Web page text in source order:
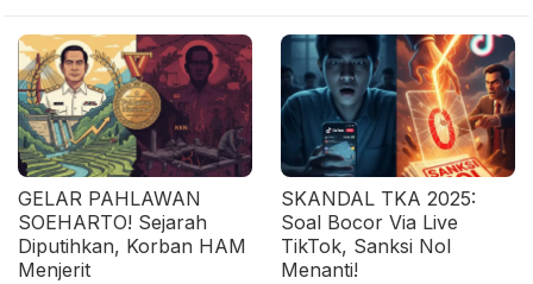
GELAR PAHLAWAN
SOEHARTO! Sejarah
Diputihkan, Korban HAM
Menjerit
SKANDAL TKA 2025:
Soal Bocor Via Live
TikTok, Sanksi Nol
Menanti!